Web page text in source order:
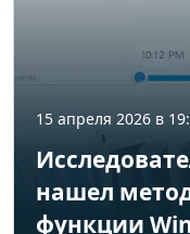
15 апреля 2026 в
нашел
функции